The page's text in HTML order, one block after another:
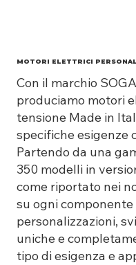
MOTORI ELETTRICI
Con il marchio
produciamo motori
tensione Made in
specifiche esigenze
Partendo da una
350 modelli in
come riportato nei
su ogni
personalizzazioni,
uniche e
tipo di esigenza e